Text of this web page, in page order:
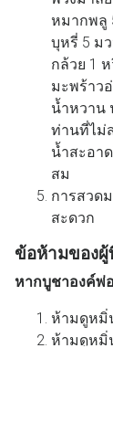
หมากพลู
บุหรี่ 5 ม
กล้วย 1 ห
มะพร้าว
น้ำหวาน
ท่านที่ไม่
น้ำสะอา
สม
การสวด
สะดวก
ข้อห้ามของ
หากบูชาองค์พ่
ห้ามดูหมิ่
ห้ามดูหมิ่